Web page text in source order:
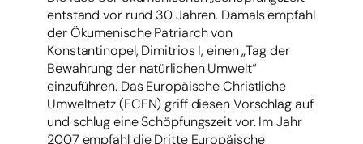
entstand vor rund 30 Jahren. Damals empfahl
der Ökumenische Patriarch von
Konstantinopel, Dimitrios I, einen „Tag der
Bewahrung der natürlichen Umwelt“
einzuführen. Das Europäische Christliche
Umweltnetz (ECEN) griff diesen Vorschlag auf
und schlug eine Schöpfungszeit vor. Im Jahr
2007 empfahl die Dritte Europäische